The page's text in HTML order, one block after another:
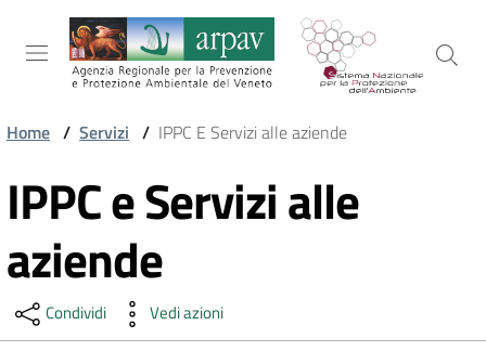
Salta al contenuto
Salta alla navigazione
Salta al footer
TEMI
AMBIENTALI
Home / Servizi / IPPC E Servizi alle aziende
Vai al contenuto
IPPC e Servizi alle
aziende
Condividi Vedi azioni